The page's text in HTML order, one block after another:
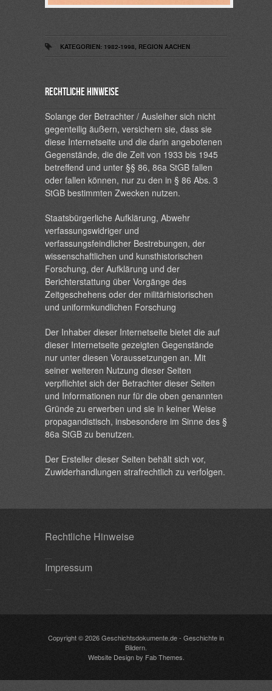
KATEGORIEN: 1982-1998, REGION AACHEN
Rechtliche Hinweise
Solange der Betrachter / Ausleiher sich nicht
gegenteilig äußern, versichern sie, dass sie
diese Internetseite und die darin angebotenen
Gegenstände, die die Zeit von 1933 bis 1945
betreffend und unter §§ 86, 86a StGB fallen
oder fallen können, nur zu den in § 86 Abs. 3
StGB bestimmten Zwecken nutzen.
Staatsbürgerliche Aufklärung, Abwehr
verfassungswidriger und
verfassungsfeindlicher Bestrebungen, der
wissenschaftlichen und kunsthistorischen
Forschung, der Aufklärung und der
Berichterstattung über Vorgänge des
Zeitgeschehens oder der militärhistorischen
und uniformkundlichen Forschung
Der Inhaber dieser Internetseite bietet die auf
dieser Internetseite gezeigten Gegenstände
nur unter diesen Voraussetzungen an. Mit
seiner weiteren Nutzung dieser Seiten
verpflichtet sich der Betrachter dieser Seiten
und Informationen nur für die oben genannten
Gründe zu erwerben und sie in keiner Weise
propagandistisch, insbesondere im Sinne des §
86a StGB zu benutzen.
Der Ersteller dieser Seiten behält sich vor,
Zuwiderhandlungen strafrechtlich zu verfolgen.
Rechtliche Hinweise
Impressum
Copyright © 2026Geschichtsdokumente.de- Geschichte in
Bildern.
Website Designby Fab Themes